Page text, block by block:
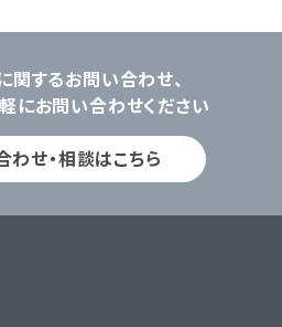
関するお問い合わせ、
にお問い合わせください
わせ・相談はこちら